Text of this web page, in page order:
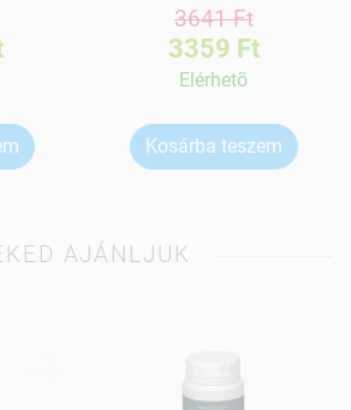
3641 Ft
3359 Ft
Elérhetõ
Kosárba teszem
AJÁNLJUK